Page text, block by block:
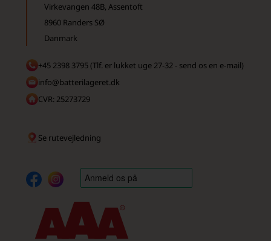
Virkevangen 48B, Assentoft
8960 Randers SØ
Danmark
+45 2398 3795 (Tlf. er lukket uge 27-32 - send os en e-mail)
info@batterilageret.dk
CVR: 25273729
Se rutevejledning